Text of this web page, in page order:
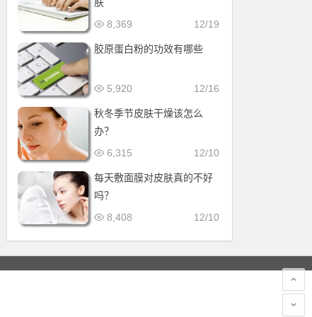
12/19
8,369
胶原蛋白粉的功效有哪些
12/16
5,920
秋冬季节皮肤干燥该怎么
办？
12/10
6,315
每天敷面膜对皮肤真的不好
吗？
12/10
8,408